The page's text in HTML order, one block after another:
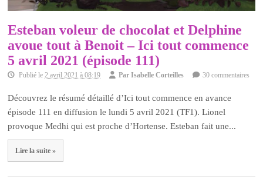
Esteban voleur de chocolat et Delphine
avoue tout à Benoit – Ici tout commence
5 avril 2021 (épisode 111)
Publié le2 avril 2021 à 08:19 ParIsabelle Corteilles 30 commentaires
Découvrez le résumé détaillé d’Ici tout commence en avance
épisode 111 en diffusion le lundi 5 avril 2021 (TF1). Lionel
provoque Medhi qui est proche d’Hortense. Esteban fait une...
Lire la suite »